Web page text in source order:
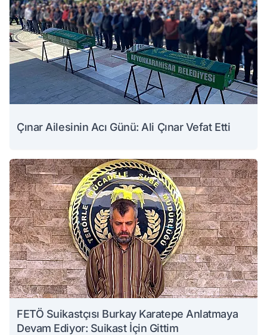
Çınar Ailesinin Acı Günü: Ali Çınar Vefat Etti
FETÖ Suikastçısı Burkay Karatepe Anlatmaya
Devam Ediyor: Suikast İçin Gittim